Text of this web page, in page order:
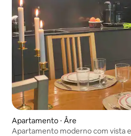
Apartamento ⋅ Åre
Apartamento moderno com vista